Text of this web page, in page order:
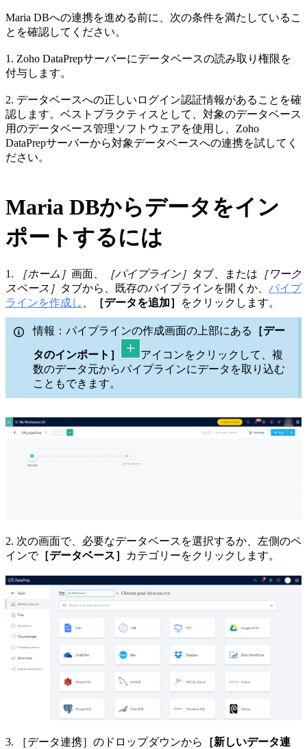
Maria DBへの連携を進める前に、次の条件を満たしているこ
とを確認してください。
1. Zoho DataPrepサーバーにデータベースの読み取り権限を
付与します。
2. データベースへの正しいログイン認証情報があることを確
認します。ベストプラクティスとして、対象のデータベース
用のデータベース管理ソフトウェアを使用し、Zoho
DataPrepサーバーから対象データベースへの連携を試してく
ださい。
Maria DBからデータをイン
ポートするには
1. ［ホーム］ 画面、 ［パイプライン］ タブ、または ［ワーク
スペース］ タブから、既存のパイプラインを開くか、 パイプ
ラインを作成し ［データを追加］ をクリックします。
情報：パイプラインの作成画面の上部にある ［デー
タのインポート］
アイコンをクリックして、複
数のデータ元からパイプラインにデータを取り込む
こともできます。
2. 次の画面で、必要なデータベースを選択するか、左側のペ
インで［データベース］ カテゴリーをクリックします。
3. ［データ連携］のドロップダウンから
［新しいデータ連